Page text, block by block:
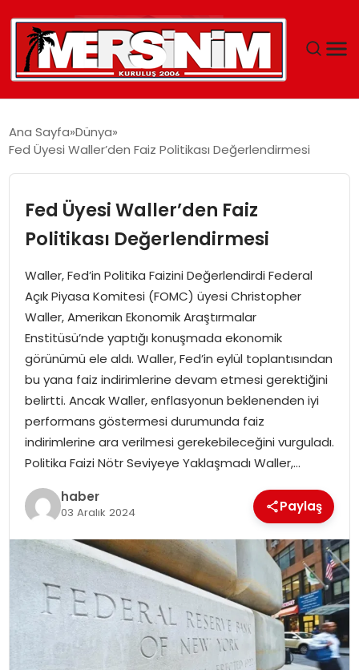
YAŞAM
GÜNCEL
SAĞLIK
EĞITIM
SPOR
EKONOMI
MAGAZIN
DÜNYA
OTOMOBIL
Ana Sayfa Dünya
Fed Üyesi Waller’den Faiz Politikası Değerlendirmesi
Fed Üyesi Waller’den Faiz
Politikası Değerlendirmesi
Waller, Fed’in Politika Faizini Değerlendirdi Federal
Açık Piyasa Komitesi (FOMC) üyesi Christopher
Waller, Amerikan Ekonomik Araştırmalar
Enstitüsü’nde yaptığı konuşmada ekonomik
görünümü ele aldı. Waller, Fed’in eylül toplantısından
bu yana faiz indirimlerine devam etmesi gerektiğini
belirtti. Ancak Waller, enflasyonun beklenenden iyi
performans göstermesi durumunda faiz
indirimlerine ara verilmesi gerekebileceğini vurguladı.
Politika Faizi Nötr Seviyeye Yaklaşmadı Waller,…
haber
03 Aralık 2024 Paylaş